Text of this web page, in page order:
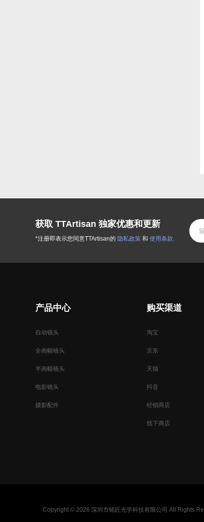
获取 TTArtisan 独家优惠和更新
*注册即表示您同意TTArtisan的 隐私政策 和 使用条款.
产品中心
自动镜头
全画幅镜头
半画幅镜头
电影镜头
摄影配件
购买渠道
淘宝
京东
天猫
抖音
经销商店
线下商店
Copyright © 2026 深圳市铭匠光学科技有限公司 All Rights